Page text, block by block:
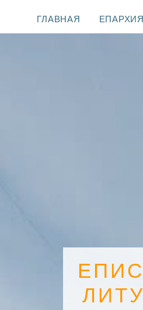
ГЛАВНАЯ ЕПАРХИЯ